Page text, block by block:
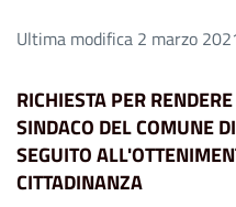
Ultima modifica 2 marzo
RICHIESTA PER
SINDACO DEL COMUNE
SEGUITO
CITTADINANZA